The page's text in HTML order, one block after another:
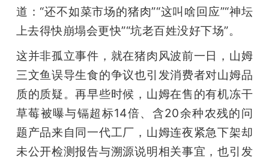
道：“还不如菜市场的猪肉”“这叫啥回应”“神坛
上去得快崩塌会更快”“坑老百姓没好下场”。
这并非孤立事件，就在猪肉风波前一日，山姆
三文鱼误导生食的争议也引发消费者对山姆品
质的质疑。再早些时候，山姆在售的有机冻干
草莓被曝与镉超标14倍、含20余种农残的问
题产品来自同一代工厂，山姆连夜紧急下架却
未公开检测报告与溯源说明相关事宜，也引发